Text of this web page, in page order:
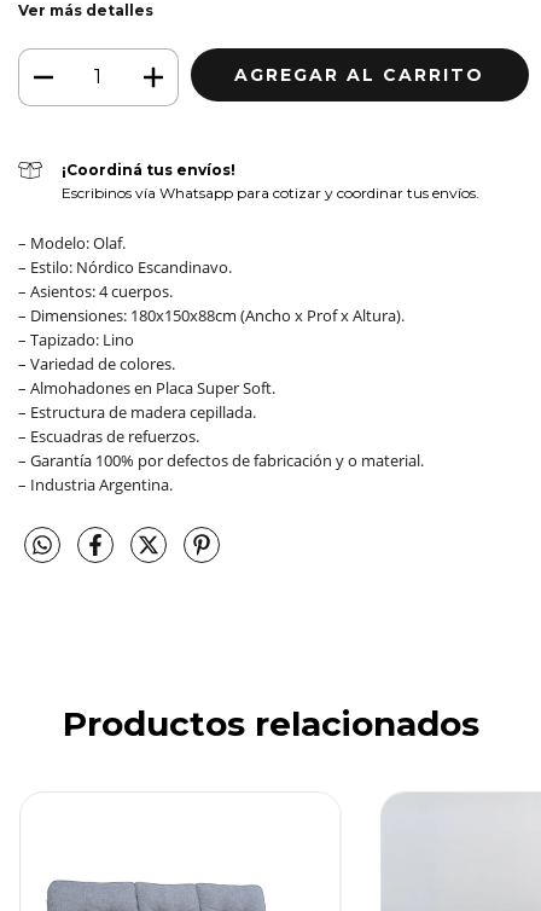
Ver más detalles
¡Coordiná tus envíos!
Escribinos vía Whatsapp para cotizar y coordinar tus envíos.
– Modelo: Olaf.
– Estilo: Nórdico Escandinavo.
– Asientos: 4 cuerpos.
– Dimensiones: 180x150x88cm (Ancho x Prof x Altura).
– Tapizado: Lino
– Variedad de colores.
– Almohadones en Placa Super Soft.
– Estructura de madera cepillada.
– Escuadras de refuerzos.
– Garantía 100% por defectos de fabricación y o material.
– Industria Argentina.
Productos relacionados